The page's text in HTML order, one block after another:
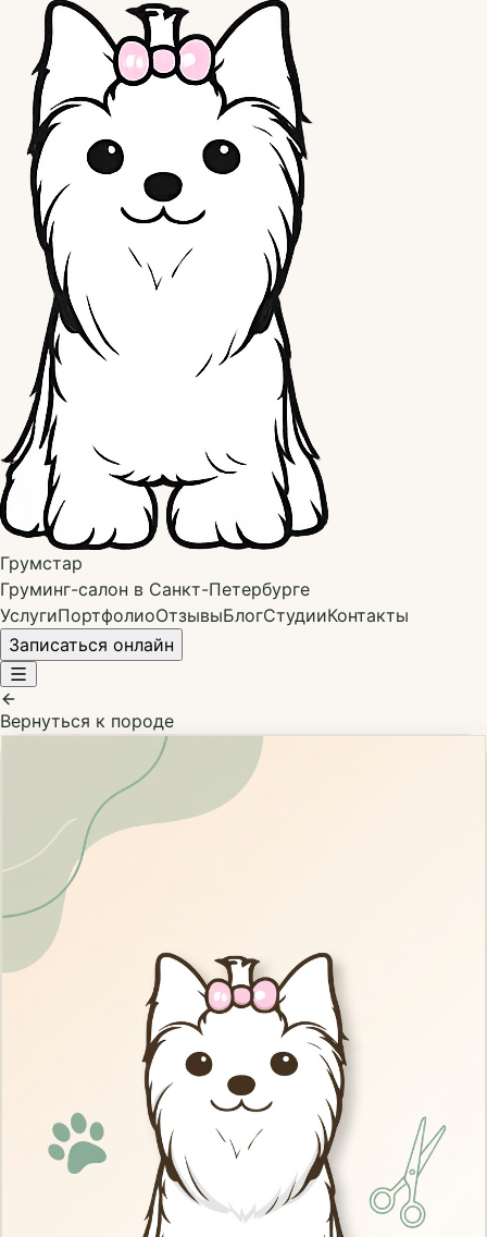
Грумстар
Груминг-салон в Санкт-Петербурге
УслугиПортфолиоОтзывыБлогСтудииКонтакты
Записаться онлайн
Вернуться к породе